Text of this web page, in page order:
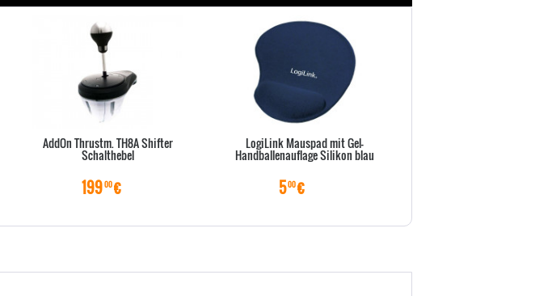
AddOn Thrustm. TH8A Shifter
Schalthebel
19900€
LogiLink Mauspad mit Gel-
Handballenauflage Silikon blau
500€